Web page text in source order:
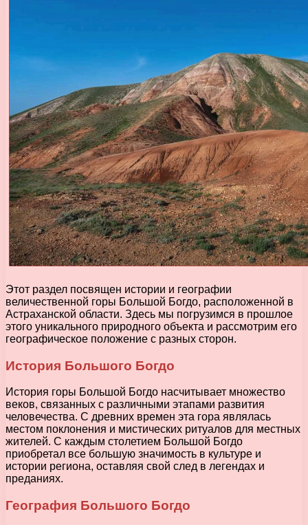
Этот раздел посвящен истории и географии
величественной горы Большой Богдо, расположенной в
Астраханской области. Здесь мы погрузимся в прошлое
этого уникального природного объекта и рассмотрим его
географическое положение с разных сторон.
История Большого Богдо
История горы Большой Богдо насчитывает множество
веков, связанных с различными этапами развития
человечества. С древних времен эта гора являлась
местом поклонения и мистических ритуалов для местных
жителей. С каждым столетием Большой Богдо
приобретал все большую значимость в культуре и
истории региона, оставляя свой след в легендах и
преданиях.
География Большого Богдо